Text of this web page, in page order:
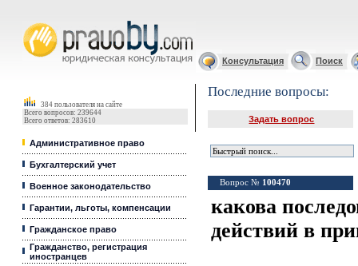
Консультация Поиск
384 пользователя на сайте
Всего вопросов: 239644
Всего ответов: 283610
Административное право
Бухгалтерский учет
Военное законодательство
Гарантии, льготы, компенсации
Гражданское право
Гражданство, регистрация
иностранцев
Последние вопросы:
Задать вопрос
Вопрос № 100470
какова
действий в